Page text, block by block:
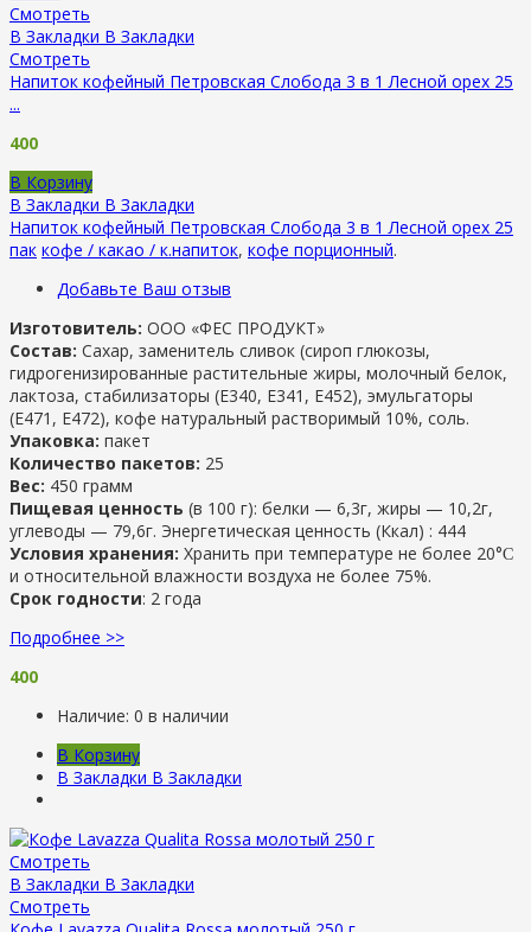
Смотреть
В Закладки В Закладки
Смотреть
Напиток кофейный Петровская Слобода 3 в 1 Лесной орех 25
...
400
В Корзину
В Закладки В Закладки
Напиток кофейный Петровская Слобода 3 в 1 Лесной орех 25
пак кофе / какао / к.напиток, кофе порционный.
Добавьте Ваш отзыв
Изготовитель: ООО «ФЕС ПРОДУКТ»
Состав: Сахар, заменитель сливок (сироп глюкозы,
гидрогенизированные растительные жиры, молочный белок,
лактоза, стабилизаторы (Е340, Е341, Е452), эмульгаторы
(Е471, Е472), кофе натуральный растворимый 10%, соль.
Упаковка: пакет
Количество пакетов: 25
Вес: 450 грамм
Пищевая ценность (в 100 г): белки — 6,3г, жиры — 10,2г,
углеводы — 79,6г. Энергетическая ценность (Ккал) : 444
Условия хранения: Хранить при температуре не более 20°Ϲ
и относительной влажности воздуха не более 75%.
Срок годности: 2 года
Подробнее >>
400
Наличие: 0 в наличии
В Корзину
В Закладки В Закладки
Смотреть
В Закладки В Закладки
Смотреть